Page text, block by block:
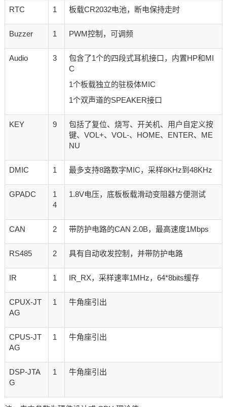
RTC 1 板载CR2032电池，断电保持走时
Buzzer 1 PWM控制，可调频
Audio 3
包含了1个的四段式耳机接口，内置HP和MI
C
1个板载独立的驻极体MIC
1个双声道的SPEAKER接口
KEY 9
包括了复位、烧写、开关机、用户自定义按
键、VOL+、VOL-、HOME、ENTER、ME
NU
DMIC 1 最多支持8路数字MIC，采样8KHz到48KHz
GPADC
1
4
1.8V电压，底板板载滑动变阻器方便测试
CAN 2 带防护电路的CAN 2.0B，最高速度1Mbps
RS485 2 具有自动收发控制，并带防护电路
IR 1 IR_RX，采样速率1MHz，64*8bits缓存
CPUX-JT
AG
1 牛角座引出
CPUS-JT
AG
1 牛角座引出
DSP-JTA
G
1 牛角座引出